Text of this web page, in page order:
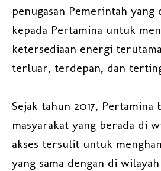
penugasan Pemerintah yang
kepada Pertamina untuk
ketersediaan energi
terluar, terdepan, dan
Sejak tahun 2017, Pertamina
masyarakat yang berada di
akses tersulit untuk
yang sama dengan di